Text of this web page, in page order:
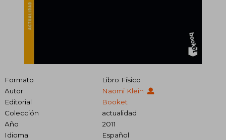
Formato
Libro Físico
Autor
Naomi Klein
Editorial
Booket
Colección
actualidad
Año
2011
Idioma
Español